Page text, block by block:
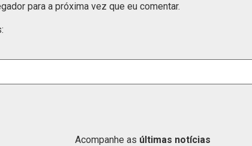
para a próxima vez que eu comentar.
Acompanhe as últimas notícias